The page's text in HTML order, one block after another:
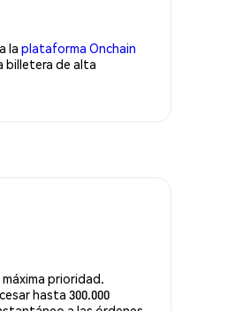
la plataforma Onchain
billetera de alta
prioridad.
hasta 300.000